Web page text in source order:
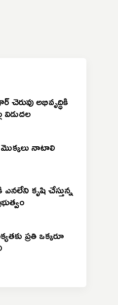
అభివృద్ధికి
విడుదల
మొక్కలు నాటాలి
ఎనలేని కృషి చేస్తున్న
ప్రతి ఒక్కరూ